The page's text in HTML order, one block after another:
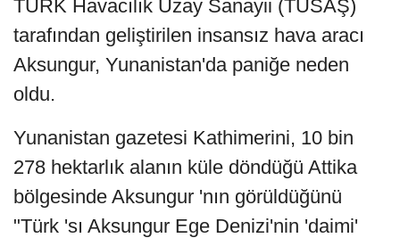
TÜRK Havacılık Uzay Sanayii (TUSAŞ)
tarafından geliştirilen insansız hava aracı
Aksungur, Yunanistan'da paniğe neden
oldu.
Yunanistan gazetesi Kathimerini, 10 bin
278 hektarlık alanın küle döndüğü Attika
bölgesinde Aksungur 'nın görüldüğünü
"Türk 'sı Aksungur Ege Denizi'nin 'daimi'